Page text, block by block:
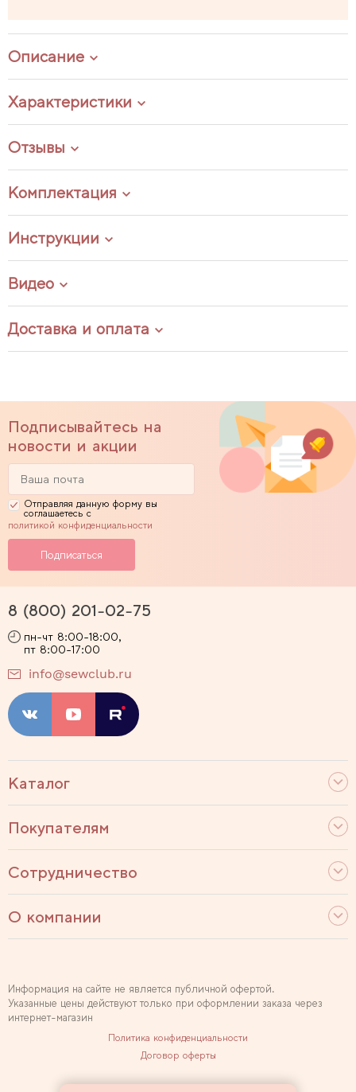
Описание
Характеристики
Отзывы
Комплектация
Инструкции
Видео
Доставка и оплата
Подписывайтесь на
новости и акции
Отправляя данную форму вы
соглашаетесь с
политикой конфиденциальности
Каталог
Покупателям
Сотрудничество
О компании
8 (800) 201-02-75
пн-чт 8:00-18:00,
пт 8:00-17:00
info@sewclub.ru
Информация на сайте не является публичной офертой.
Указанные цены действуют только при оформлении заказа через
интернет-магазин
Политика конфиденциальности
Договор оферты